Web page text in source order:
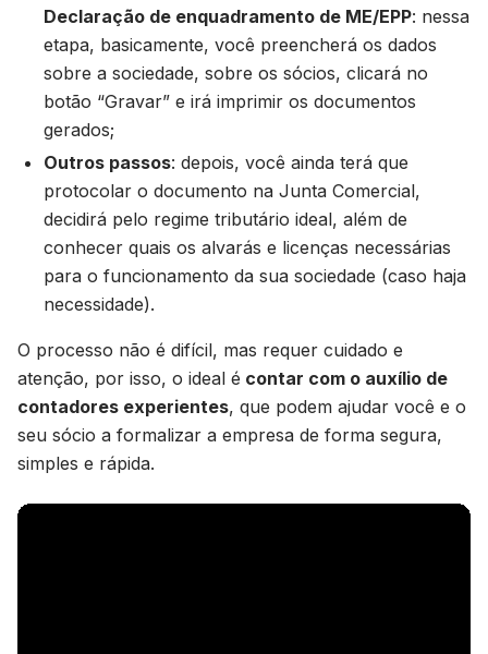
Declaração de enquadramento de ME/EPP: nessa
etapa, basicamente, você preencherá os dados
sobre a sociedade, sobre os sócios, clicará no
botão “Gravar” e irá imprimir os documentos
gerados;
Outros passos: depois, você ainda terá que
protocolar o documento na Junta Comercial,
decidirá pelo regime tributário ideal, além de
conhecer quais os alvarás e licenças necessárias
para o funcionamento da sua sociedade (caso haja
necessidade).
O processo não é difícil, mas requer cuidado e
atenção, por isso, o ideal é contar com o auxílio de
contadores experientes, que podem ajudar você e o
seu sócio a formalizar a empresa de forma segura,
simples e rápida.